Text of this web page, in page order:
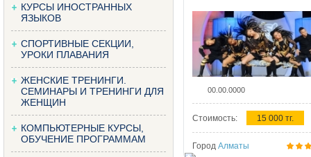
КУРСЫ ИНОСТРАННЫХ
ЯЗЫКОВ
СПОРТИВНЫЕ СЕКЦИИ,
УРОКИ ПЛАВАНИЯ
ЖЕНСКИЕ ТРЕНИНГИ.
СЕМИНАРЫ И ТРЕНИНГИ ДЛЯ
ЖЕНЩИН
КОМПЬЮТЕРНЫЕ КУРСЫ,
ОБУЧЕНИЕ ПРОГРАММАМ
00.00.0000
Стоимость: 15 000 тг.
Город Алматы